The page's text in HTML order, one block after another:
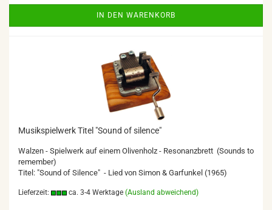
IN DEN WARENKORB
Musikspielwerk Titel "Sound of silence"
Walzen - Spielwerk auf einem Olivenholz - Resonanzbrett (Sounds to
remember)
Titel: "Sound of Silence" - Lied von Simon & Garfunkel (1965)
Lieferzeit: ca. 3-4 Werktage (Ausland abweichend)